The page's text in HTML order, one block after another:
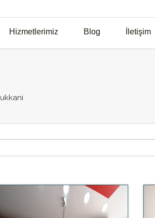
Hizmetlerimiz Blog İletişim